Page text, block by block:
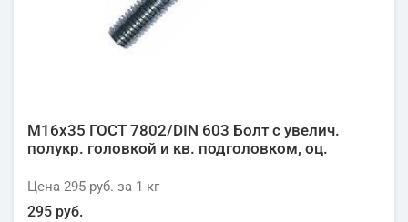
М16х35 ГОСТ 7802/DIN 603 Болт с увелич.
полукр. головкой и кв. подголовком, оц.
Цена 295 руб. за 1 кг
295 руб.